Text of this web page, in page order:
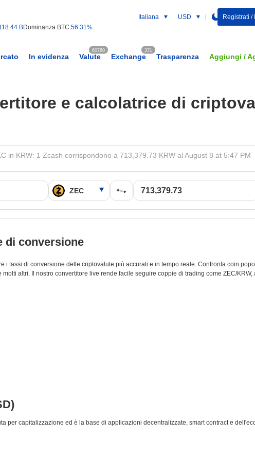
BDominanza BTC:56.31%
Italiana USD Registrati /
In evidenza Valute
60760
Exchange
371
Trasparenza Aggiungi /
e calcolatrice di
in KRW: 1 Zcash corrispondono a 713,379.73 KRW al August 8 at 5:47 PM
di conversione
i tassi di conversione delle criptovalute più accurati e in tempo reale. Confronta coin
altri. Il nostro convertitore live rende facile seguire coppie di trading come ZEC/
per capitalizzazione ed è la base di applicazioni decentralizzate, smart contract e